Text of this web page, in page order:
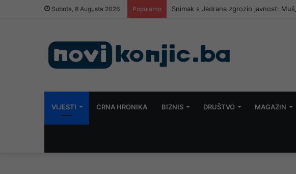
Subota, 8 Augusta 2026 Popularno Snimak s Jadrana zgrozio javnost:
VIJESTI CRNA HRONIKA BIZNIS DRUŠTVO MAGAZIN